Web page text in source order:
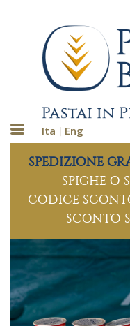
Ita Eng
SPEDIZIONE
SPIGHE O
CODICE
SCONTO